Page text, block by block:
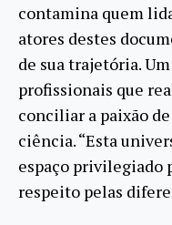
contamina quem
atores destes
de sua trajetória.
profissionais que
conciliar a paixão
ciência. “Esta
espaço privilegiado
respeito pelas